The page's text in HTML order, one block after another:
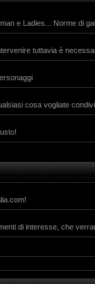
e Ladies... Norme di
tuttavia è
cosa vogliate
di interesse, che